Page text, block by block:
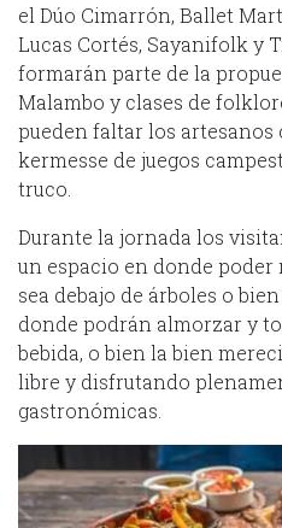
el Dúo Cimarrón, Ballet
Lucas Cortés, Sayanifolk y
formarán parte de la
Malambo y clases de
pueden faltar los artesanos
kermesse de juegos
truco.
Durante la jornada los
un espacio en donde poder
sea debajo de árboles o
donde podrán almorzar y
bebida, o bien la bien
libre y disfrutando
gastronómicas.